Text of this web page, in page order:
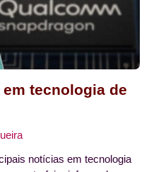
tecnologia de
notícias em tecnologia